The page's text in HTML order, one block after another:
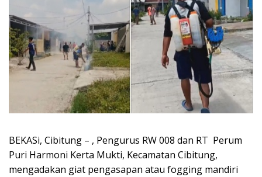
BEKASi, Cibitung – , Pengurus RW 008 dan RT Perum
Puri Harmoni Kerta Mukti, Kecamatan Cibitung,
mengadakan giat pengasapan atau fogging mandiri